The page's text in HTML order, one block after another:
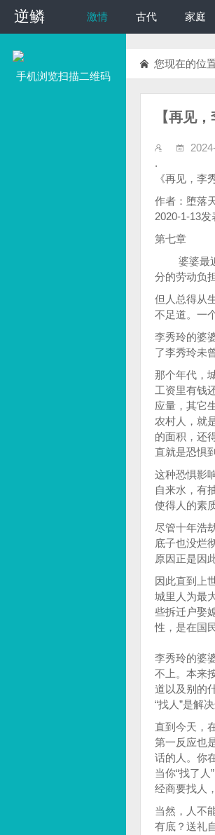
逆鳞
逆鳞 激情 古代 家庭
手机浏览扫描二维码
您现在的位
【再见
.
《再见，李
作者：堕落
2020-1-13
第七章
婆婆最近
分的劳动负担
但人总得从
不足道。一
李秀玲的婆
了李秀玲未
那个年代，
工资里有钱
应量，其它
农村人，就
的面积，还
直就是恐惧
这种恐惧影
自来水，有
使得人的素
尽管十年浩
底子也没烂
原因正是因此
因此直到上
城里人为最
些拆迁户娶
性，是在国
李秀玲的婆
不上。本来
道以及别的
“找人”是解
直到今天，
第一反应也
话的人。你
当你“找了
经商要找人
当然，人不
有底？送礼